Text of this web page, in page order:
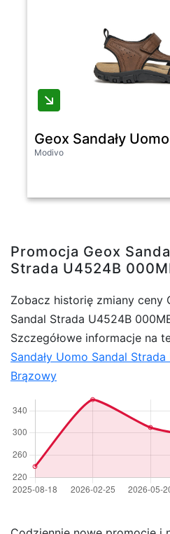
Geox Sandały
Modivo
Promocja Geox
Strada U4524B
Zobacz historię zmiany ceny
Sandal Strada U4524B
Szczegółowe informacje na
Sandały Uomo Sandal
Brązowy